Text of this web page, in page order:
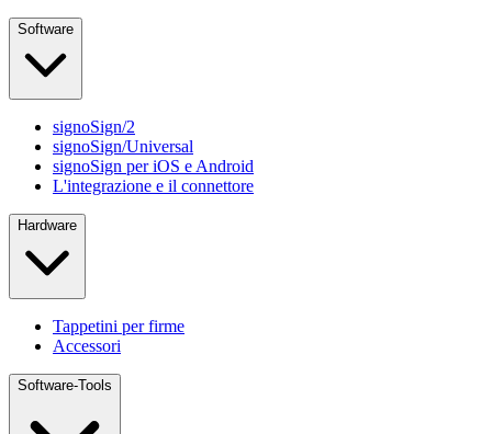
Software
signoSign/2
signoSign/Universal
signoSign per iOS e Android
L'integrazione e il connettore
Hardware
Tappetini per firme
Accessori
Software-Tools